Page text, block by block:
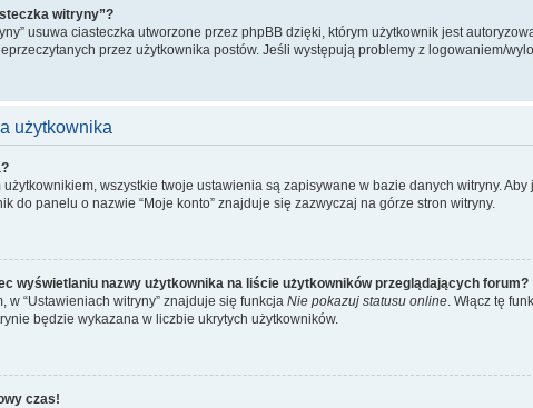
witryny”?
usuwa ciasteczka utworzone przez phpBB dzięki, którym użytkownik jest
przez użytkownika postów. Jeśli występują problemy z logowaniem/
użytkownika
wszystkie twoje ustawienia są zapisywane w bazie danych witryny.
do panelu o nazwie “Moje konto” znajduje się zazwyczaj na górze stron witryny.
wyświetlaniu nazwy użytkownika na liście użytkowników przeglądających forum?
w “Ustawieniach witryny” znajduje się funkcja Nie pokazuj statusu online. Włącz tę
będzie wykazana w liczbie ukrytych użytkowników.
czas!